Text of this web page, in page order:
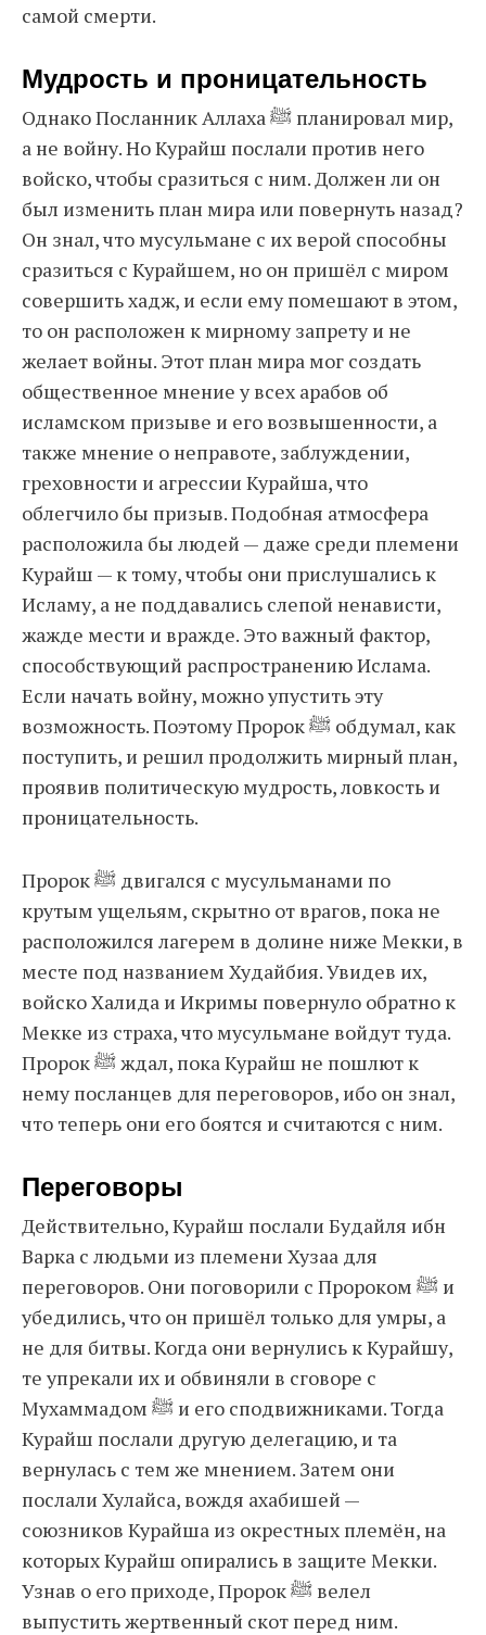
самой смерти.
Мудрость и проницательность
Однако Посланник Аллаха ﷺ планировал мир,
а не войну. Но Курайш послали против него
войско, чтобы сразиться с ним. Должен ли он
был изменить план мира или повернуть назад?
Он знал, что мусульмане с их верой способны
сразиться с Курайшем, но он пришёл с миром
совершить хадж, и если ему помешают в этом,
то он расположен к мирному запрету и не
желает войны. Этот план мира мог создать
общественное мнение у всех арабов об
исламском призыве и его возвышенности, а
также мнение о неправоте, заблуждении,
греховности и агрессии Курайша, что
облегчило бы призыв. Подобная атмосфера
расположила бы людей — даже среди племени
Курайш — к тому, чтобы они прислушались к
Исламу, а не поддавались слепой ненависти,
жажде мести и вражде. Это важный фактор,
способствующий распространению Ислама.
Если начать войну, можно упустить эту
возможность. Поэтому Пророк ﷺ обдумал, как
поступить, и решил продолжить мирный план,
проявив политическую мудрость, ловкость и
проницательность.
Пророк ﷺ двигался с мусульманами по
крутым ущельям, скрытно от врагов, пока не
расположился лагерем в долине ниже Мекки, в
месте под названием Худайбия. Увидев их,
войско Халида и Икримы повернуло обратно к
Мекке из страха, что мусульмане войдут туда.
Пророк ﷺ ждал, пока Курайш не пошлют к
нему посланцев для переговоров, ибо он знал,
что теперь они его боятся и считаются с ним.
Переговоры
Действительно, Курайш послали Будайля ибн
Варка с людьми из племени Хузаа для
переговоров. Они поговорили с Пророком ﷺ и
убедились, что он пришёл только для умры, а
не для битвы. Когда они вернулись к Курайшу,
те упрекали их и обвиняли в сговоре с
Мухаммадом ﷺ и его сподвижниками. Тогда
Курайш послали другую делегацию, и та
вернулась с тем же мнением. Затем они
послали Хулайса, вождя ахабишей —
союзников Курайша из окрестных племён, на
которых Курайш опирались в защите Мекки.
Узнав о его приходе, Пророк ﷺ велел
выпустить жертвенный скот перед ним.